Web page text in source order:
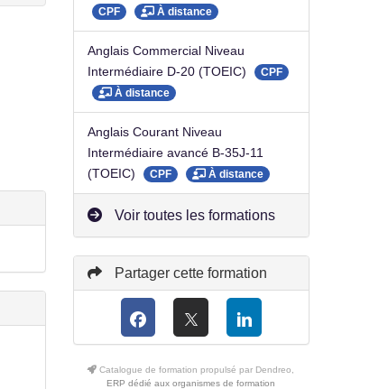
CPF À distance
Anglais Commercial Niveau
Intermédiaire D-20 (TOEIC)
CPF
À distance
Anglais Courant Niveau
Intermédiaire avancé B-35J-11
(TOEIC)
CPF À distance
Voir toutes les formations
Partager cette formation
Catalogue de formation propulsé par Dendreo,
ERP dédié aux organismes de formation